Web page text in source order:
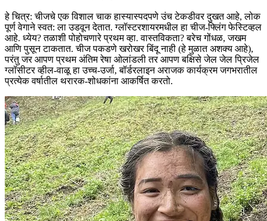
हे चित्र: चीजचे एक विशाल चाक हास्यास्पदपणे उंच टेकडीवर दुखत आहे, लोक
पूर्ण वेगाने स्वत: ला उडवून देतात. ग्लॉस्टरशायरमधील हा चीज-फ्लिंग फेस्टिव्हल
आहे. ध्येय? तळाशी पोहोचणारे प्रथम व्हा. वास्तविकता? बरेच गोंधळ, जखम
आणि पुसून टाकतात. चीज पकडणे खरोखर बिंदू नाही (हे मुळात अशक्य आहे),
परंतु जर आपण प्रथम अंतिम रेषा ओलांडली तर आपण बक्षिसे जेल जेल प्रिजेल
ग्लॉसीटर व्हील-वाळू हा उच्च-उर्जा, बॉर्डरलाइन अराजक कार्यक्रम जगभरातील
प्रत्येक वर्षातील थरारक-शोधकांना आकर्षित करतो.